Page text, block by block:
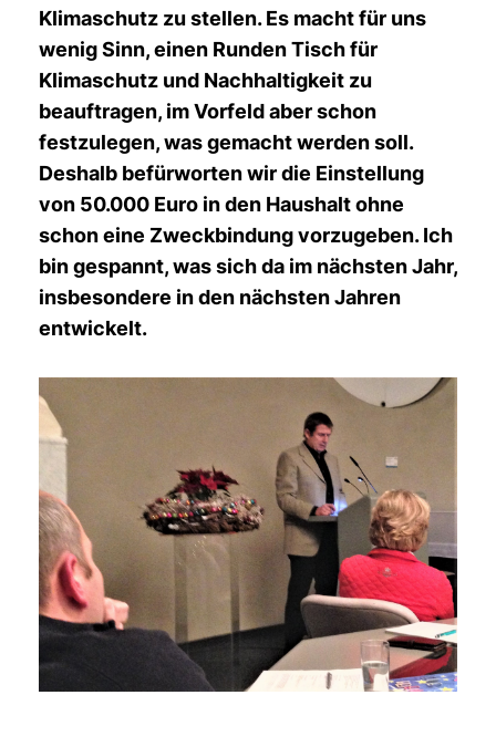
Klimaschutz zu stellen. Es macht für uns
wenig Sinn, einen Runden Tisch für
Klimaschutz und Nachhaltigkeit zu
beauftragen, im Vorfeld aber schon
festzulegen, was gemacht werden soll.
Deshalb befürworten wir die Einstellung
von 50.000 Euro in den Haushalt ohne
schon eine Zweckbindung vorzugeben. Ich
bin gespannt, was sich da im nächsten Jahr,
insbesondere in den nächsten Jahren
entwickelt.